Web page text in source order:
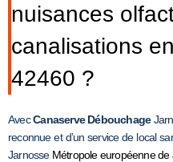
nuisances
canalisations
42460 ?
AvecCanaserve Débouchage
reconnue et d’un service de local
Jarnosse Métropole européenne de